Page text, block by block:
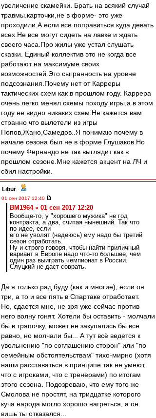
увеличение скамейки. Брать на всякий случай
травмы.карточки,не в форме- это уже
проходили.А если все поправиться.куда девать
всех.Не все могут сидеть на лавке и ждать
своего часа.Про жилы уже устал слушать
сказки. Единый коллектив это не когда все
работают на максимуме своих
возможностей.Это сыгранность на уровне
подсознания.Почему нет от Карреры
тактических схем как в прошлом году. Каррера
очень легко менял схемы походу игры,а в этом
году не видно никаких схем.Не кажется вам
странно что вылетели из игры
Попов,Жано,Самедов..Я понимаю почему в
начале сезона был не в форме Глушаков.Но
почему Фернандо не так выглядит как в
прошлом сезоне.Мне кажется акцент на ЛЧ и
сбил настройки.
Libur -
01 сен 2017 12:40
BM1964 » 01 сен 2017 12:20
Вообще-то, у "хорошего мужика" не год
контракта, а два, считая нынешний. Так что
по идее, если
его не уволят (надеюсь) ему надо бы третий
сезон отработать.
Ну и строго говоря, чтобы найти приличный
вариант в Европе надо что-то большее, чем
один раз выиграть чемпионат в России.
Слуцкий не даст соврать.
Да я только рад буду (как и многие), если он
три, а то и все пять в Спартаке отработает.
Но, сдается мне, не зря уже сейчас против
него волну гонят. Хотели бы оставить - молчали
бы в тряпочку, может не закупались бы все
равно, но молчали бы... А тут всё ведется к
увольнению "по соглашению сторон" или "по
семейным обстоятельствам" тихо-мирно (хотя
наши расставаться в принципе так не умеют,
что с игроками, что с тренерами) по итогам
этого сезона. Подозреваю, что ему того же
Смолова не простят, на тридцатке которого
куча народа могло хорошо нагреться, а он
вишь ты отказался...